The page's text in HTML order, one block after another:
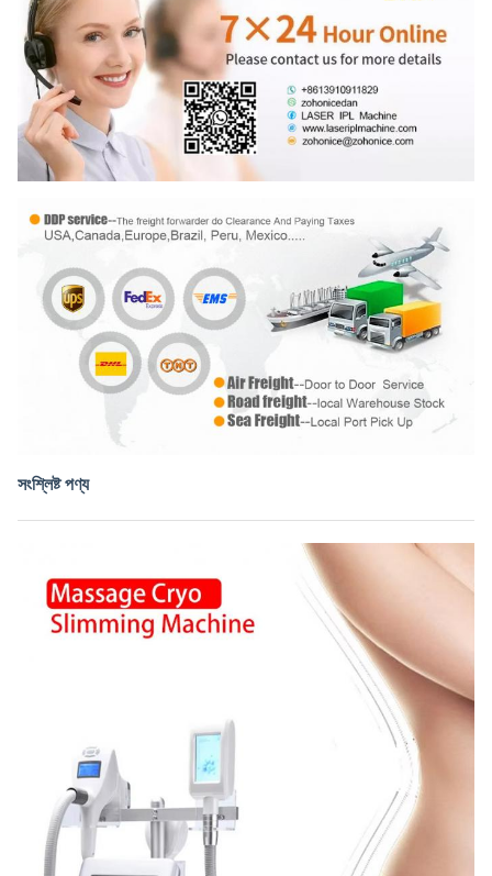
সংশ্লিষ্ট পণ্য